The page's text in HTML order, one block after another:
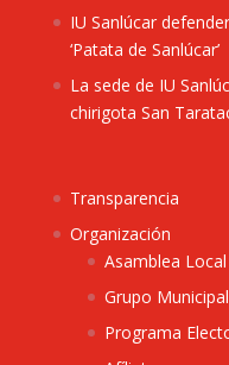
IU Sanlúcar
‘Patata de Sanlúcar’
La sede de IU
chirigota San
Transparencia
Organización
Asamblea Local
Grupo Municipal
Programa